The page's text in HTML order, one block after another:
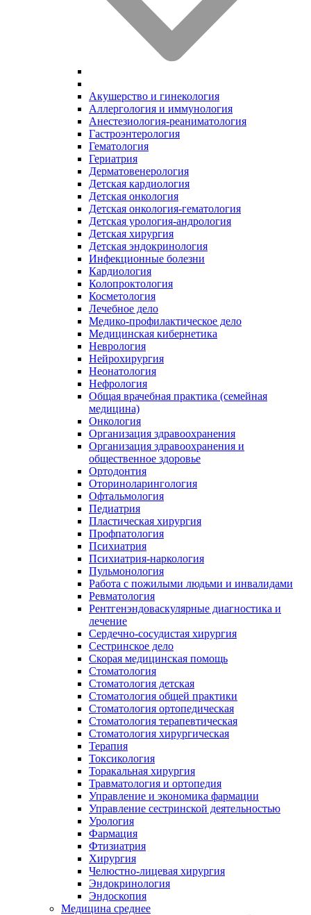
Акушерство и гинекология
Аллергология и иммунология
Анестезиология-реаниматология
Гастроэнтерология
Гематология
Гериатрия
Дерматовенерология
Детская кардиология
Детская онкология
Детская онкология-гематология
Детская урология-андрология
Детская хирургия
Детская эндокринология
Инфекционные болезни
Кардиология
Колопроктология
Косметология
Лечебное дело
Медико-профилактическое дело
Медицинская кибернетика
Неврология
Нейрохирургия
Неонатология
Нефрология
Общая врачебная практика (семейная
медицина)
Онкология
Организация здравоохранения
Организация здравоохранения и
общественное здоровье
Ортодонтия
Оториноларингология
Офтальмология
Педиатрия
Пластическая хирургия
Профпатология
Психиатрия
Психиатрия-наркология
Пульмонология
Работа с пожилыми людьми и инвалидами
Ревматология
Рентгенэндоваскулярные диагностика и
лечение
Сердечно-сосудистая хирургия
Сестринское дело
Скорая медицинская помощь
Стоматология
Стоматология детская
Стоматология общей практики
Стоматология ортопедическая
Стоматология терапевтическая
Стоматология хирургическая
Терапия
Токсикология
Торакальная хирургия
Травматология и ортопедия
Управление и экономика фармации
Управление сестринской деятельностью
Урология
Фармация
Фтизиатрия
Хирургия
Челюстно-лицевая хирургия
Эндокринология
Эндоскопия
Медицина среднее